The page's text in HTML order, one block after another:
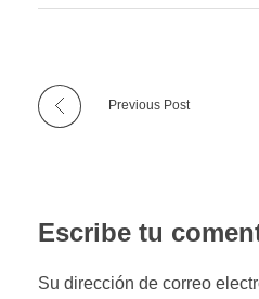
Previous Post
Escribe tu
Su dirección de correo